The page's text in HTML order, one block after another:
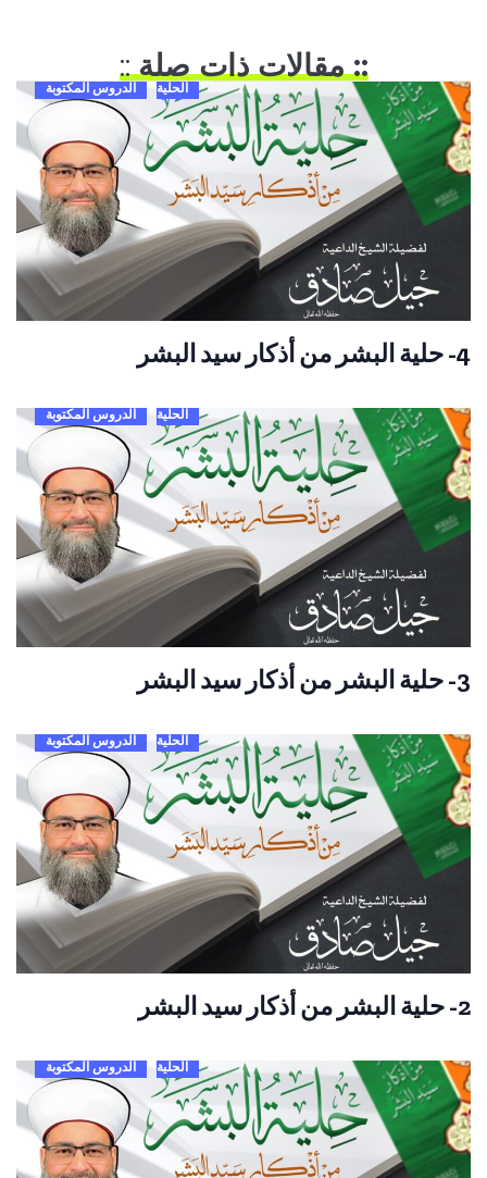
:: مقالات ذات صلة::
الحلية الدروس المكتوبة
4- حلية البشر من أذكار سيد البشر
الحلية الدروس المكتوبة
3- حلية البشر من أذكار سيد البشر
الحلية الدروس المكتوبة
2- حلية البشر من أذكار سيد البشر
الحلية الدروس المكتوبة